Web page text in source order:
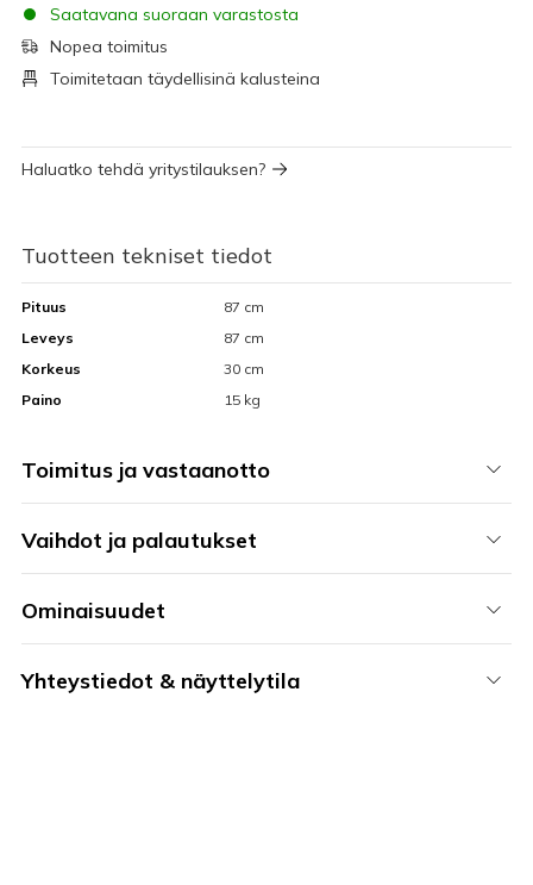
Saatavana suoraan varastosta
Nopea toimitus
Toimitetaan täydellisinä kalusteina
Haluatko tehdä yritystilauksen?
Tuotteen tekniset tiedot
Pituus
87 cm
Leveys
87 cm
Korkeus
30 cm
Paino
15 kg
Toimitus ja vastaanotto
Vaihdot ja palautukset
Ominaisuudet
Yhteystiedot & näyttelytila